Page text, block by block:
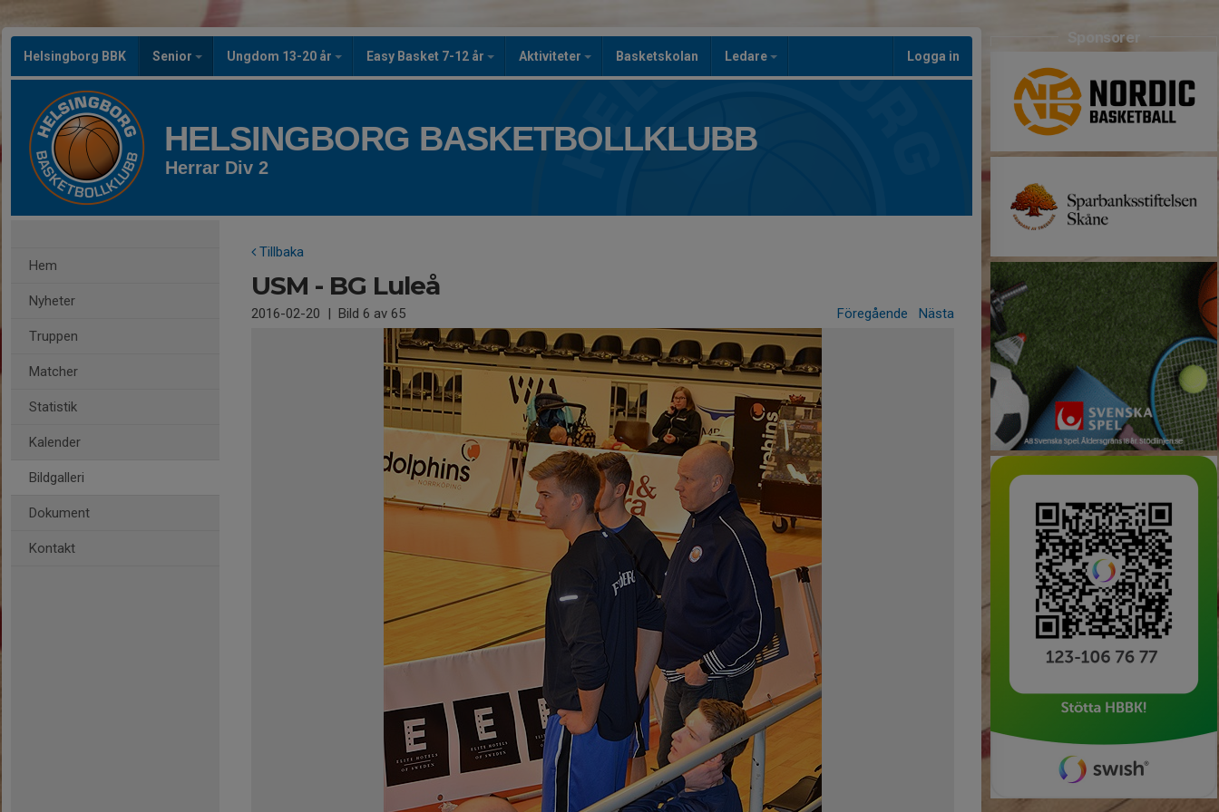
Helsingborg BBK Senior Ungdom 13-20 år Easy Basket 7-12 år Aktiviteter Basketskolan Ledare Logga in
HELSINGBORG BASKETBOLLKLUBB
Herrar Div 2
Hem
Nyheter
Truppen
Matcher
Statistik
Kalender
Bildgalleri
Dokument
Kontakt
Tillbaka
USM - BG Luleå
2016-02-20 | Bild 6 av 65 Föregående Nästa
Sponsorer